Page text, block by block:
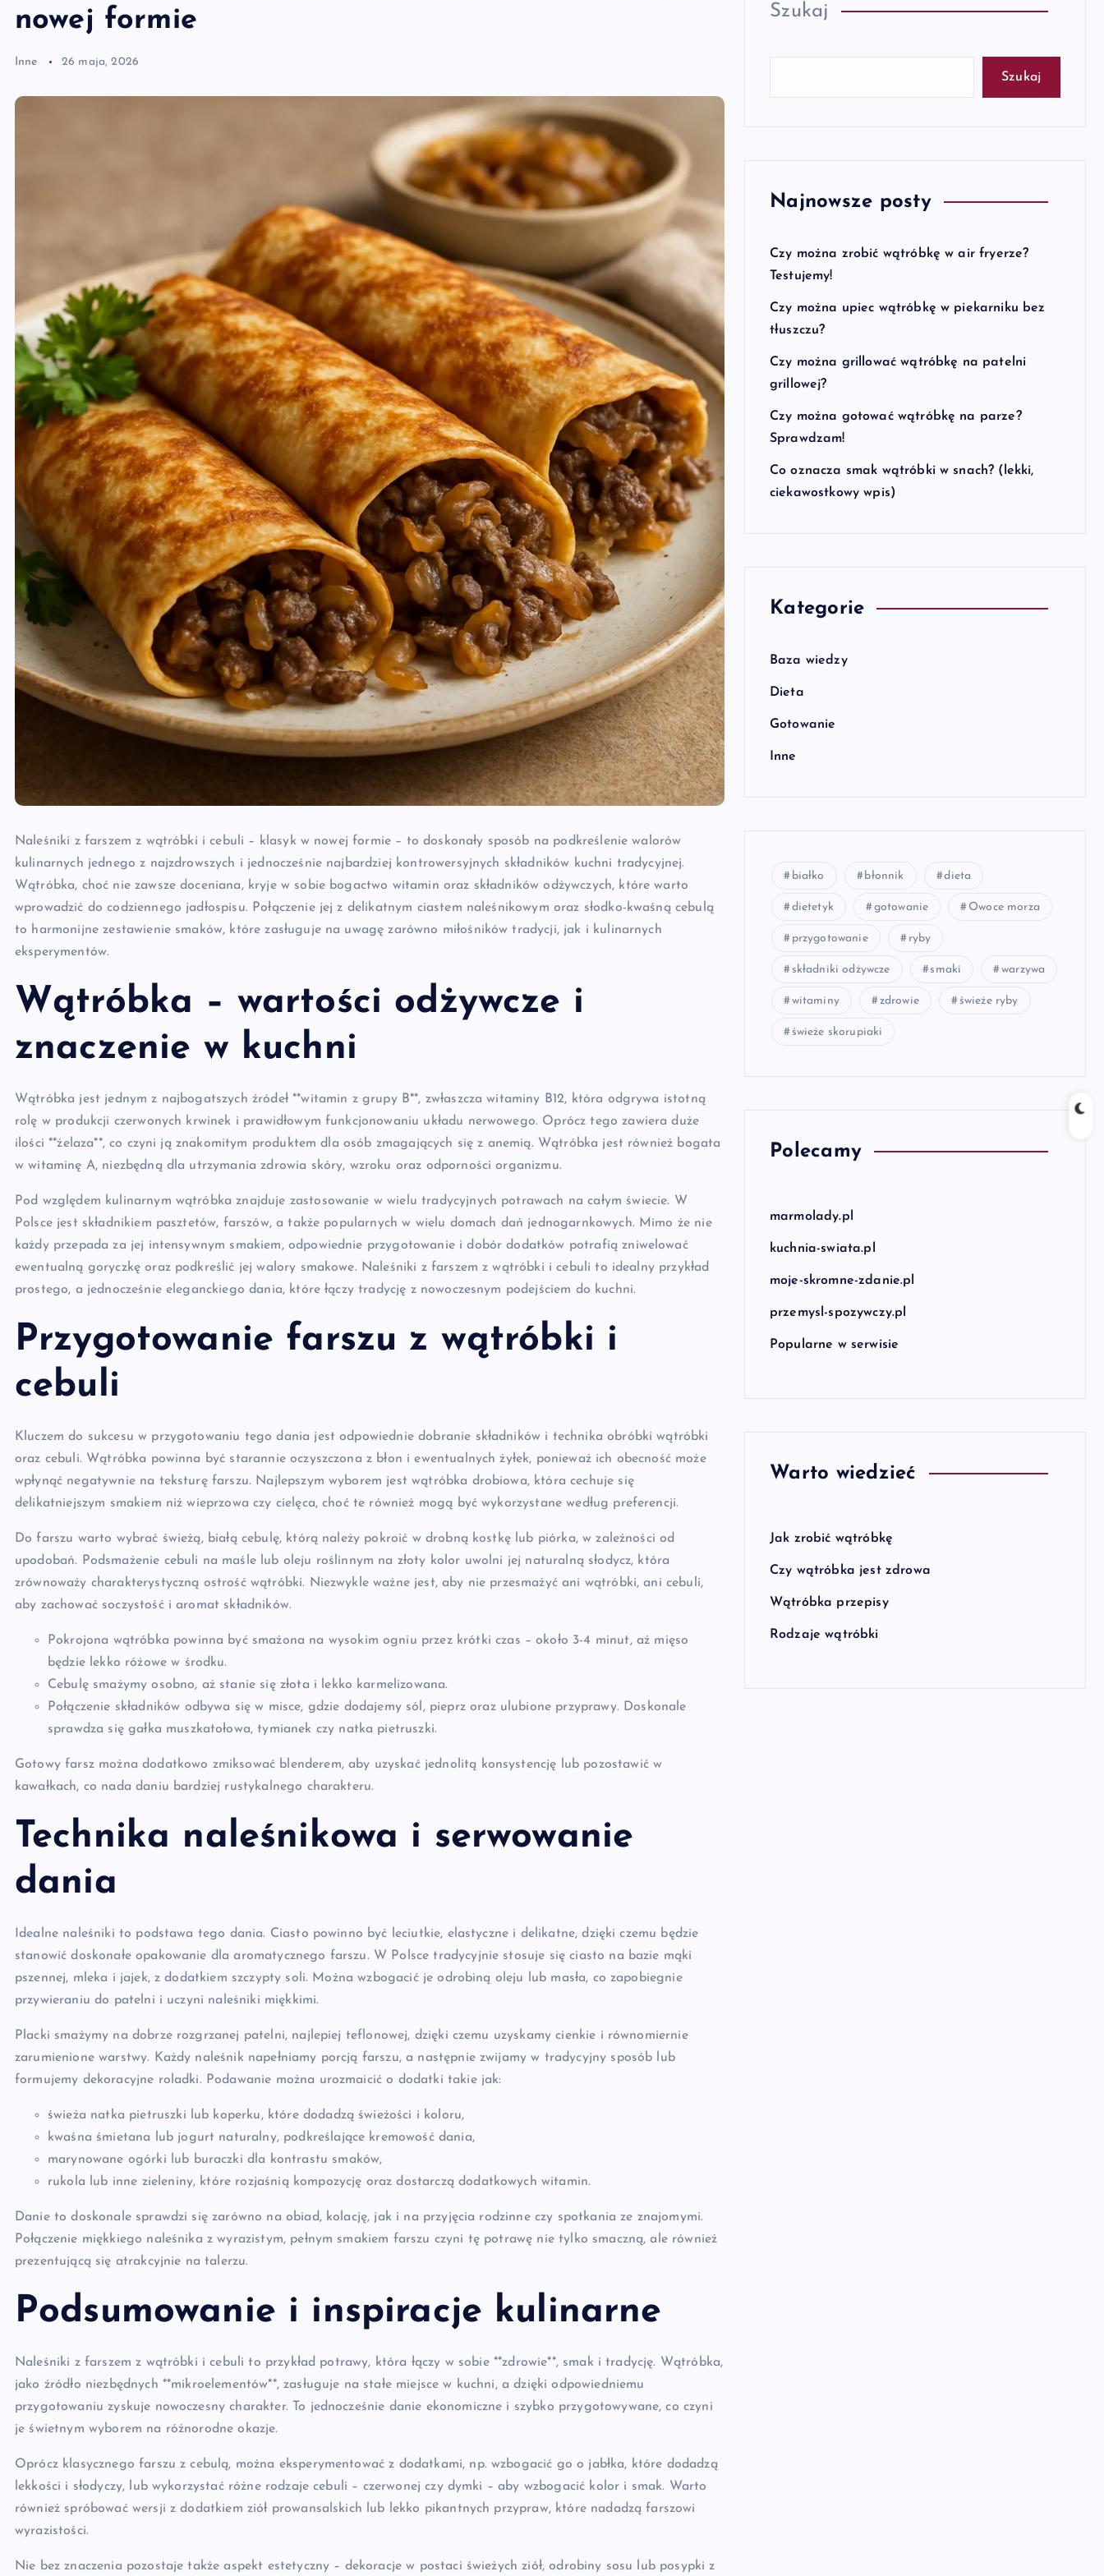
nowej formie
Inne 26 maja, 2026
Naleśniki z farszem z wątróbki i cebuli – klasyk w nowej formie – to doskonały sposób na podkreślenie walorów
kulinarnych jednego z najzdrowszych i jednocześnie najbardziej kontrowersyjnych składników kuchni tradycyjnej.
Wątróbka, choć nie zawsze doceniana, kryje w sobie bogactwo witamin oraz składników odżywczych, które warto
wprowadzić do codziennego jadłospisu. Połączenie jej z delikatnym ciastem naleśnikowym oraz słodko-kwaśną cebulą
to harmonijne zestawienie smaków, które zasługuje na uwagę zarówno miłośników tradycji, jak i kulinarnych
eksperymentów.
Wątróbka – wartości odżywcze i
znaczenie w kuchni
Wątróbka jest jednym z najbogatszych źródeł **witamin z grupy B**, zwłaszcza witaminy B12, która odgrywa istotną
rolę w produkcji czerwonych krwinek i prawidłowym funkcjonowaniu układu nerwowego. Oprócz tego zawiera duże
ilości **żelaza**, co czyni ją znakomitym produktem dla osób zmagających się z anemią. Wątróbka jest również bogata
w witaminę A, niezbędną dla utrzymania zdrowia skóry, wzroku oraz odporności organizmu.
Pod względem kulinarnym wątróbka znajduje zastosowanie w wielu tradycyjnych potrawach na całym świecie. W
Polsce jest składnikiem pasztetów, farszów, a także popularnych w wielu domach dań jednogarnkowych. Mimo że nie
każdy przepada za jej intensywnym smakiem, odpowiednie przygotowanie i dobór dodatków potrafią zniwelować
ewentualną goryczkę oraz podkreślić jej walory smakowe. Naleśniki z farszem z wątróbki i cebuli to idealny przykład
prostego, a jednocześnie eleganckiego dania, które łączy tradycję z nowoczesnym podejściem do kuchni.
Przygotowanie farszu z wątróbki i
cebuli
Kluczem do sukcesu w przygotowaniu tego dania jest odpowiednie dobranie składników i technika obróbki wątróbki
oraz cebuli. Wątróbka powinna być starannie oczyszczona z błon i ewentualnych żyłek, ponieważ ich obecność może
wpłynąć negatywnie na teksturę farszu. Najlepszym wyborem jest wątróbka drobiowa, która cechuje się
delikatniejszym smakiem niż wieprzowa czy cielęca, choć te również mogą być wykorzystane według preferencji.
Do farszu warto wybrać świeżą, białą cebulę, którą należy pokroić w drobną kostkę lub piórka, w zależności od
upodobań. Podsmażenie cebuli na maśle lub oleju roślinnym na złoty kolor uwolni jej naturalną słodycz, która
zrównoważy charakterystyczną ostrość wątróbki. Niezwykle ważne jest, aby nie przesmażyć ani wątróbki, ani cebuli,
aby zachować soczystość i aromat składników.
Pokrojona wątróbka powinna być smażona na wysokim ogniu przez krótki czas – około 3-4 minut, aż mięso
będzie lekko różowe w środku.
Cebulę smażymy osobno, aż stanie się złota i lekko karmelizowana.
Połączenie składników odbywa się w misce, gdzie dodajemy sól, pieprz oraz ulubione przyprawy. Doskonale
sprawdza się gałka muszkatołowa, tymianek czy natka pietruszki.
Gotowy farsz można dodatkowo zmiksować blenderem, aby uzyskać jednolitą konsystencję lub pozostawić w
kawałkach, co nada daniu bardziej rustykalnego charakteru.
Technika naleśnikowa i serwowanie
dania
Idealne naleśniki to podstawa tego dania. Ciasto powinno być leciutkie, elastyczne i delikatne, dzięki czemu będzie
stanowić doskonałe opakowanie dla aromatycznego farszu. W Polsce tradycyjnie stosuje się ciasto na bazie mąki
pszennej, mleka i jajek, z dodatkiem szczypty soli. Można wzbogacić je odrobiną oleju lub masła, co zapobiegnie
przywieraniu do patelni i uczyni naleśniki miękkimi.
Placki smażymy na dobrze rozgrzanej patelni, najlepiej teflonowej, dzięki czemu uzyskamy cienkie i równomiernie
zarumienione warstwy. Każdy naleśnik napełniamy porcją farszu, a następnie zwijamy w tradycyjny sposób lub
formujemy dekoracyjne roladki. Podawanie można urozmaicić o dodatki takie jak:
świeża natka pietruszki lub koperku, które dodadzą świeżości i koloru,
kwaśna śmietana lub jogurt naturalny, podkreślające kremowość dania,
marynowane ogórki lub buraczki dla kontrastu smaków,
rukola lub inne zieleniny, które rozjaśnią kompozycję oraz dostarczą dodatkowych witamin.
Danie to doskonale sprawdzi się zarówno na obiad, kolację, jak i na przyjęcia rodzinne czy spotkania ze znajomymi.
Połączenie miękkiego naleśnika z wyrazistym, pełnym smakiem farszu czyni tę potrawę nie tylko smaczną, ale również
prezentującą się atrakcyjnie na talerzu.
Podsumowanie i inspiracje kulinarne
Naleśniki z farszem z wątróbki i cebuli to przykład potrawy, która łączy w sobie **zdrowie**, smak i tradycję. Wątróbka,
jako źródło niezbędnych **mikroelementów**, zasługuje na stałe miejsce w kuchni, a dzięki odpowiedniemu
przygotowaniu zyskuje nowoczesny charakter. To jednocześnie danie ekonomiczne i szybko przygotowywane, co czyni
je świetnym wyborem na różnorodne okazje.
Oprócz klasycznego farszu z cebulą, można eksperymentować z dodatkami, np. wzbogacić go o jabłka, które dodadzą
lekkości i słodyczy, lub wykorzystać różne rodzaje cebuli – czerwonej czy dymki – aby wzbogacić kolor i smak. Warto
również spróbować wersji z dodatkiem ziół prowansalskich lub lekko pikantnych przypraw, które nadadzą farszowi
wyrazistości.
Nie bez znaczenia pozostaje także aspekt estetyczny – dekoracje w postaci świeżych ziół, odrobiny sosu lub posypki z
Szukaj
Szukaj
Najnowsze posty
Czy można zrobić wątróbkę w air fryerze?
Testujemy!
Czy można upiec wątróbkę w piekarniku bez
tłuszczu?
Czy można grillować wątróbkę na patelni
grillowej?
Czy można gotować wątróbkę na parze?
Sprawdzam!
Co oznacza smak wątróbki w snach? (lekki,
ciekawostkowy wpis)
Kategorie
Baza wiedzy
Dieta
Gotowanie
Inne
białko błonnik dieta
dietetyk gotowanie Owoce morza
przygotowanie ryby
składniki odżywcze smaki warzywa
witaminy zdrowie świeże ryby
świeże skorupiaki
Polecamy
marmolady.pl
kuchnia-swiata.pl
moje-skromne-zdanie.pl
przemysl-spozywczy.pl
Popularne w serwisie
Warto wiedzieć
Jak zrobić wątróbkę
Czy wątróbka jest zdrowa
Wątróbka przepisy
Rodzaje wątróbki